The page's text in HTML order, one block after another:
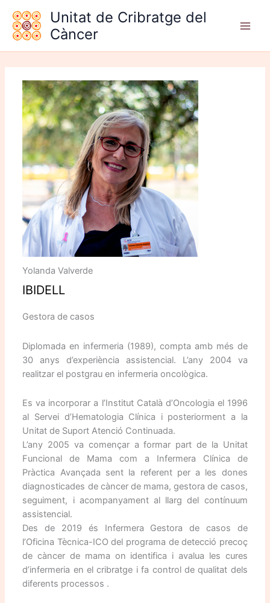
contingut
Unitat de Cribratge del
Càncer
Yolanda Valverde
IBIDELL
Gestora de casos
Diplomada en infermeria (1989), compta amb més de
30 anys d’experiència assistencial. L’any 2004 va
realitzar el postgrau en infermeria oncològica.
Es va incorporar a l’Institut Català d’Oncologia el 1996
al Servei d’Hematologia Clínica i posteriorment a la
Unitat de Suport Atenció Continuada.
L’any 2005 va començar a formar part de la Unitat
Funcional de Mama com a Infermera Clínica de
Pràctica Avançada sent la referent per a les dones
diagnosticades de càncer de mama, gestora de casos,
seguiment, i acompanyament al llarg del contínuum
assistencial.
Des de 2019 és Infermera Gestora de casos de
l’Oficina Tècnica-ICO del programa de detecció precoç
de càncer de mama on identifica i avalua les cures
d’infermeria en el cribratge i fa control de qualitat dels
diferents processos .